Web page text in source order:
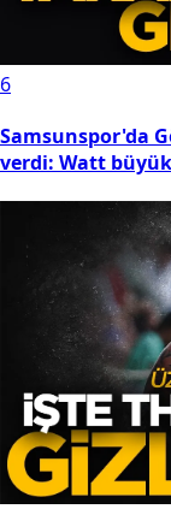
6
Samsunspor'da
verdi: Watt